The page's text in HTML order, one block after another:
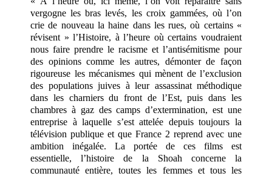
vergogne les bras levés, les croix gammées, où l’on
crie de nouveau la haine dans les rues, où certains «
révisent » l’Histoire, à l’heure où certains voudraient
nous faire prendre le racisme et l’antisémitisme pour
des opinions comme les autres, démonter de façon
rigoureuse les mécanismes qui mènent de l’exclusion
des populations juives à leur assassinat méthodique
dans les charniers du front de l’Est, puis dans les
chambres à gaz des camps d’extermination, est une
entreprise à laquelle s’est attelée depuis toujours la
télévision publique et que France 2 reprend avec une
ambition inégalée. La portée de ces films est
essentielle, l’histoire de la Shoah concerne la
communauté entière, toutes les femmes et tous les